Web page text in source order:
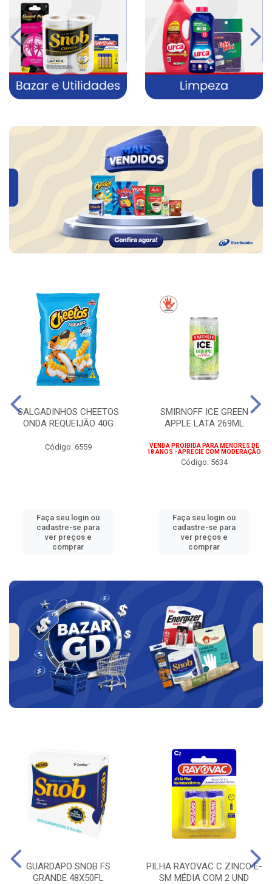
SALGADINHOS CHEETOS
ONDA REQUEIJÃO 40G
Código: 6559
Faça seu login ou
cadastre-se para
ver preços e
comprar
SMIRNOFF ICE GREEN
APPLE LATA 269ML
VENDA PROIBIDA PARA MENORES DE
18 ANOS - APRECIE COM MODERAÇÃO
Código: 5634
Faça seu login ou
cadastre-se para
ver preços e
comprar
GUARDAPO SNOB FS
GRANDE 48X50FL
PILHA RAYOVAC C ZINCO E-
SM MÉDIA COM 2 UND